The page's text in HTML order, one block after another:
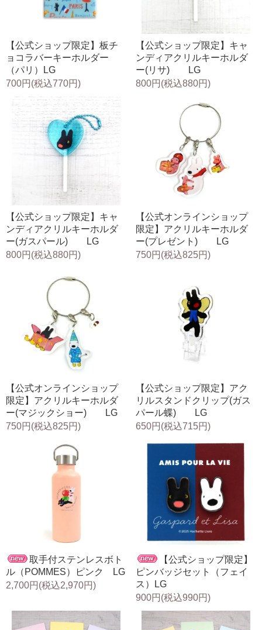
【公式ショップ限定】板チ
ョコラバーキーホルダー
（パリ）LG
700円(税込770円)
【公式ショップ限定】キャ
ンディアクリルキーホルダ
ー(リサ) LG
800円(税込880円)
【公式ショップ限定】キャ
ンディアクリルキーホルダ
ー(ガスパール) LG
800円(税込880円)
【公式オンラインショップ
限定】アクリルキーホルダ
ー(プレゼント) LG
750円(税込825円)
【公式オンラインショップ
限定】アクリルキーホルダ
ー(マジックショー) LG
750円(税込825円)
【公式ショップ限定】アク
リルスタンドクリップ(ガス
パール蝶) LG
650円(税込715円)
取手付ステンレスボト
ル（POMMES）ピンク LG
2,700円(税込2,970円)
【公式ショップ限定】
ピンバッジセット（フェイ
ス）LG
900円(税込990円)